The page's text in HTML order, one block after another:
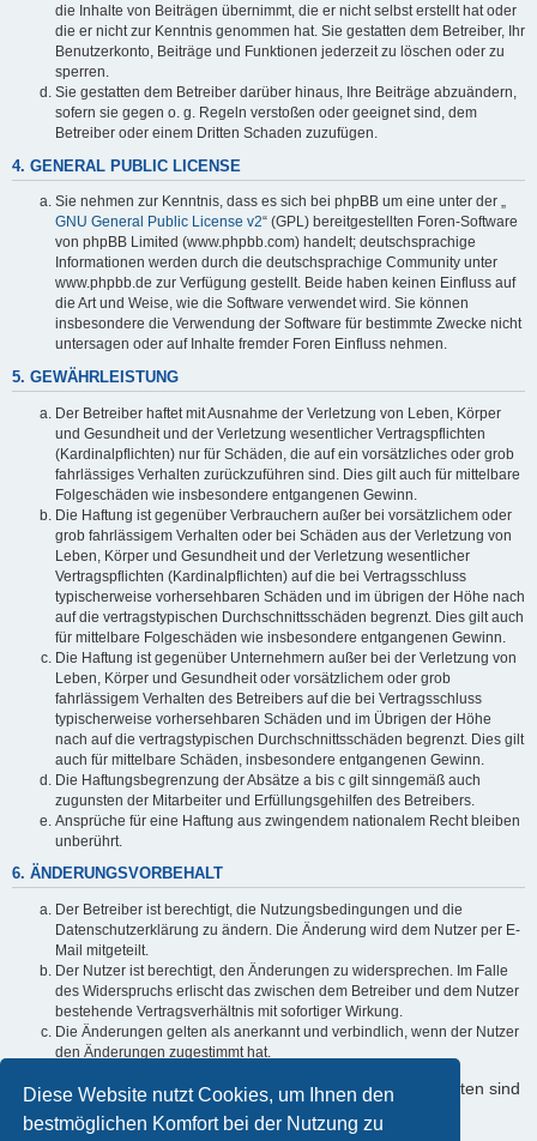
Diese Website nutzt Cookies, um Ihnen den
bestmöglichen Komfort bei der Nutzung zu
die Inhalte von Beiträgen übernimmt, die er nicht selbst erstellt hat oder
die er nicht zur Kenntnis genommen hat. Sie gestatten dem Betreiber, Ihr
Benutzerkonto, Beiträge und Funktionen jederzeit zu löschen oder zu
sperren.
Sie gestatten dem Betreiber darüber hinaus, Ihre Beiträge abzuändern,
sofern sie gegen o. g. Regeln verstoßen oder geeignet sind, dem
Betreiber oder einem Dritten Schaden zuzufügen.
4. GENERAL PUBLIC LICENSE
Sie nehmen zur Kenntnis, dass es sich bei phpBB um eine unter der „
GNU General Public License v2“ (GPL) bereitgestellten Foren-Software
von phpBB Limited (www.phpbb.com) handelt; deutschsprachige
Informationen werden durch die deutschsprachige Community unter
www.phpbb.de zur Verfügung gestellt. Beide haben keinen Einfluss auf
die Art und Weise, wie die Software verwendet wird. Sie können
insbesondere die Verwendung der Software für bestimmte Zwecke nicht
untersagen oder auf Inhalte fremder Foren Einfluss nehmen.
5. GEWÄHRLEISTUNG
Der Betreiber haftet mit Ausnahme der Verletzung von Leben, Körper
und Gesundheit und der Verletzung wesentlicher Vertragspflichten
(Kardinalpflichten) nur für Schäden, die auf ein vorsätzliches oder grob
fahrlässiges Verhalten zurückzuführen sind. Dies gilt auch für mittelbare
Folgeschäden wie insbesondere entgangenen Gewinn.
Die Haftung ist gegenüber Verbrauchern außer bei vorsätzlichem oder
grob fahrlässigem Verhalten oder bei Schäden aus der Verletzung von
Leben, Körper und Gesundheit und der Verletzung wesentlicher
Vertragspflichten (Kardinalpflichten) auf die bei Vertragsschluss
typischerweise vorhersehbaren Schäden und im übrigen der Höhe nach
auf die vertragstypischen Durchschnittsschäden begrenzt. Dies gilt auch
für mittelbare Folgeschäden wie insbesondere entgangenen Gewinn.
Die Haftung ist gegenüber Unternehmern außer bei der Verletzung von
Leben, Körper und Gesundheit oder vorsätzlichem oder grob
fahrlässigem Verhalten des Betreibers auf die bei Vertragsschluss
typischerweise vorhersehbaren Schäden und im Übrigen der Höhe
nach auf die vertragstypischen Durchschnittsschäden begrenzt. Dies gilt
auch für mittelbare Schäden, insbesondere entgangenen Gewinn.
Die Haftungsbegrenzung der Absätze a bis c gilt sinngemäß auch
zugunsten der Mitarbeiter und Erfüllungsgehilfen des Betreibers.
Ansprüche für eine Haftung aus zwingendem nationalem Recht bleiben
unberührt.
6. ÄNDERUNGSVORBEHALT
Der Betreiber ist berechtigt, die Nutzungsbedingungen und die
Datenschutzerklärung zu ändern. Die Änderung wird dem Nutzer per E-
Mail mitgeteilt.
Der Nutzer ist berechtigt, den Änderungen zu widersprechen. Im Falle
des Widerspruchs erlischt das zwischen dem Betreiber und dem Nutzer
bestehende Vertragsverhältnis mit sofortiger Wirkung.
Die Änderungen gelten als anerkannt und verbindlich, wenn der Nutzer
den Änderungen zugestimmt hat.
Informationen über den Umgang mit Ihren persönlichen Daten sind
in der Datenschutzerklärung enthalten.